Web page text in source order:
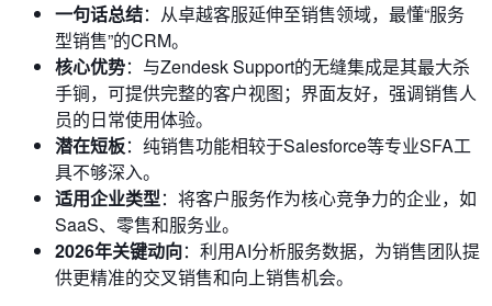
一句话总结：从卓越客服延伸至销售领域，最懂“服务
型销售”的CRM。
核心优势：与Zendesk Support的无缝集成是其最大杀
手锏，可提供完整的客户视图；界面友好，强调销售人
员的日常使用体验。
潜在短板：纯销售功能相较于Salesforce等专业SFA工
具不够深入。
适用企业类型：将客户服务作为核心竞争力的企业，如
SaaS、零售和服务业。
2026年关键动向：利用AI分析服务数据，为销售团队提
供更精准的交叉销售和向上销售机会。